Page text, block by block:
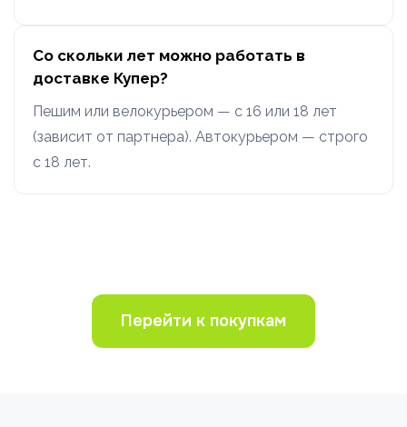
Со скольки лет можно работать в
доставке Купер?
Пешим или велокурьером — с 16 или 18 лет
(зависит от партнера). Автокурьером — строго
с 18 лет.
Перейти к покупкам